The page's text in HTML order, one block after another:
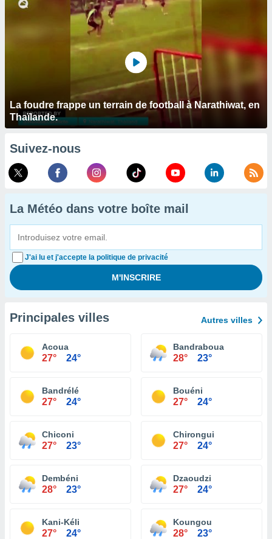
La foudre frappe un terrain de football à Narathiwat, en
Thaïlande.
Suivez-nous
La Météo dans votre boîte mail
J'ai lu et j'accepte la politique de privacité
Principales villes Autres villes
Acoua
27° 24°
Bandraboua
28° 23°
Bandrélé
27° 24°
Bouéni
27° 24°
Chiconi
27° 23°
Chirongui
27° 24°
Dembéni
28° 23°
Dzaoudzi
27° 24°
Kani-Kéli
27° 24°
Koungou
28° 23°